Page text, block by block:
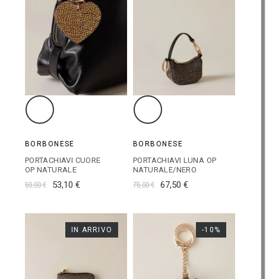
BORBONESE
PORTACHIAVI CUORE
OP NATURALE
59,00 € 53,10 €
BORBONESE
PORTACHIAVI LUNA OP
NATURALE/NERO
75,00 € 67,50 €
IN ARRIVO -10%